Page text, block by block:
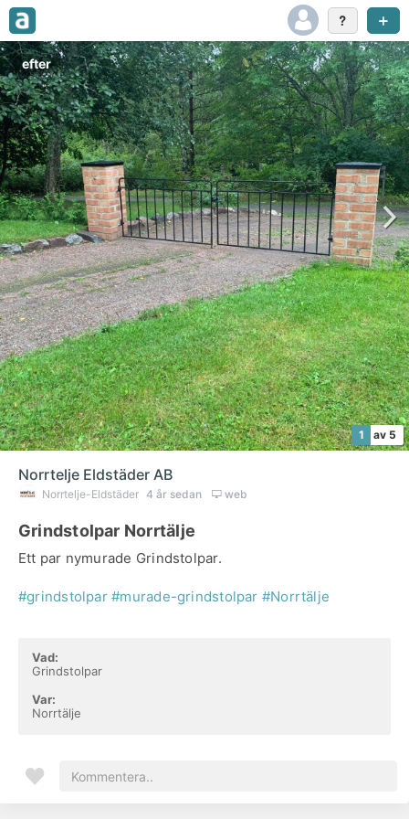
efter
1 av 5
Norrtelje Eldstäder AB
Norrtelje-Eldstäder 4 år sedan web
Grindstolpar Norrtälje
Ett par nymurade Grindstolpar.
#grindstolpar #murade-grindstolpar #Norrtälje
Vad:
Grindstolpar
Var:
Norrtälje